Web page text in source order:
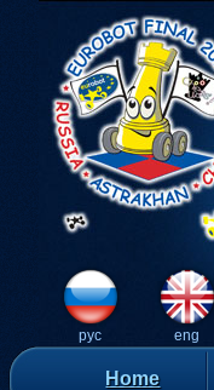
рус eng
Home